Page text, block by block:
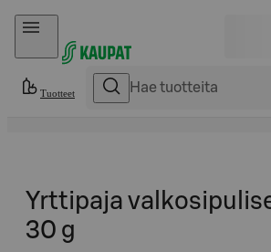
Hyppää sisältöön
Tuotteet
Yrttipaja
30 g